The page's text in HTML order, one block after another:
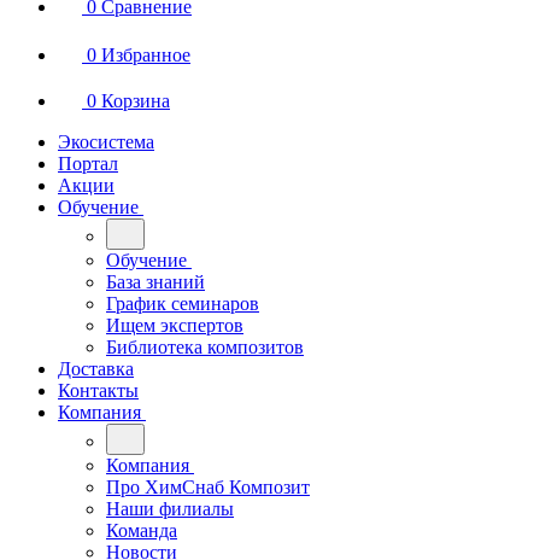
0 Сравнение
0 Избранное
0 Корзина
Экосистема
Портал
Акции
Обучение
Обучение
База знаний
График семинаров
Ищем экспертов
Библиотека композитов
Доставка
Контакты
Компания
Компания
Про ХимСнаб Композит
Наши филиалы
Команда
Новости